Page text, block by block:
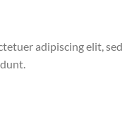
adipiscing elit, sed